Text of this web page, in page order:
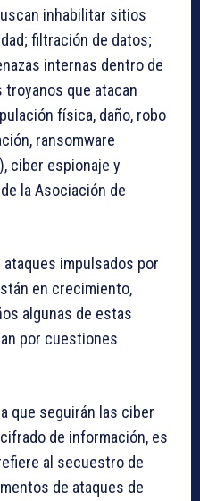
inhabilitar sitios
filtración de datos;
internas dentro de
que atacan
física, daño, robo
ransomware
ciber espionaje y
la Asociación de
ataques impulsados por
en crecimiento,
algunas de estas
por cuestiones
que seguirán las ciber
de información, es
al secuestro de
de ataques de